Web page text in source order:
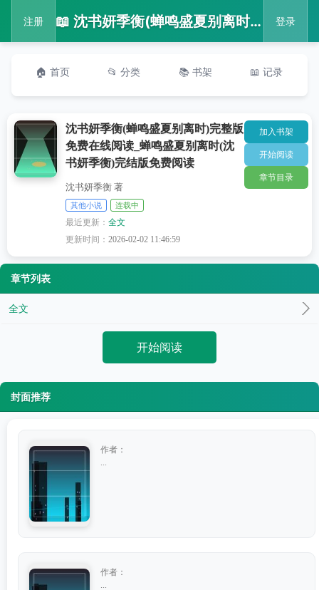
注册 📖 沈书妍季衡(蝉鸣盛夏别离时)完整版免费在线阅读_蝉鸣盛夏别离时(沈书妍季衡)完结版免费阅读 登录
🏠 首页 📂 分类 📚 书架 📖 记录
沈书妍季衡(蝉鸣盛夏别离时)完整版
免费在线阅读_蝉鸣盛夏别离时(沈
书妍季衡)完结版免费阅读
沈书妍季衡 著
其他小说 连载中
最近更新：全文
更新时间：2026-02-02 11:46:59
加入书架
开始阅读
章节目录
章节列表
全文
开始阅读
封面推荐
作者：
作者：